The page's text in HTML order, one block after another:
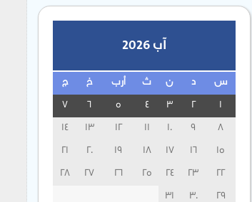
آب 2026
س د ن ث أرب خ ج
1
2
3
4
5
6
7
8
9
10
11
12
13
14
15
16
17
18
19
20
21
22
23
24
25
26
27
28
29
30
31